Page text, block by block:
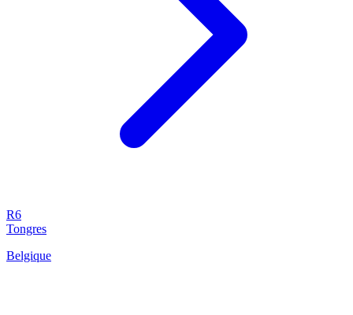
R6
Tongres
Belgique